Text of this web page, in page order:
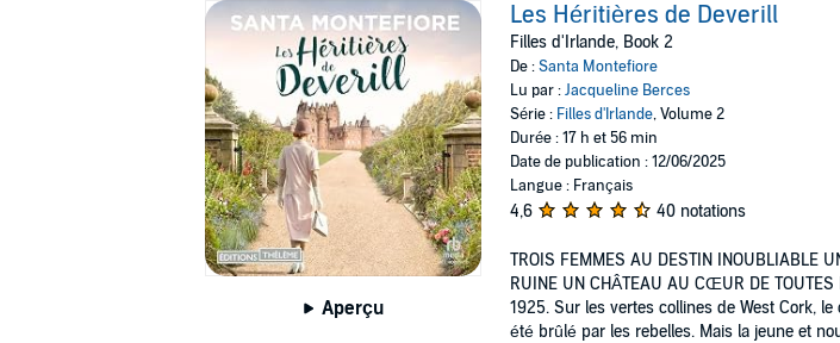
Aperçu
Les Héritières de Deverill
Filles d'Irlande, Book 2
De :Santa Montefiore
Lu par :Jacqueline Berces
Série : Filles d'Irlande, Volume 2
Durée : 17 h et 56 min
Date de publication : 12/06/2025
Langue : Français
4,6 40 notations
TROIS FEMMES AU DESTIN INOUBLIABLE
RUINE UN CHÂTEAU AU CŒUR DE
1925. Sur les vertes collines de West Cork,
été brûlé par les rebelles. Mais la jeune et